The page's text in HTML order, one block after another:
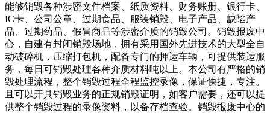
能够销毁各种涉密文件档案、纸质资料、财务账册、银行卡、
IC卡、公司公章、过期食品、服装销毁、电子产品、缺陷产
品、过期药品、假冒商品等涉密介质的销毁公司。销毁报废中
心，自建有封闭销毁场地，拥有采用国外先进技术的大型全自
动破碎机，压缩打包机，配备专门的押运车辆，可提供装运服
务，每日可销毁处理各种介质材料吨以上。本公司有严格的销
毁处理流程，整个销毁过程全程监控录像，保证快捷，专注。
且可以开具销毁业务的正规销毁证明，如客户需要，还可以提
供整个销毁过程的录像资料，以备存档查验。销毁报废中心的